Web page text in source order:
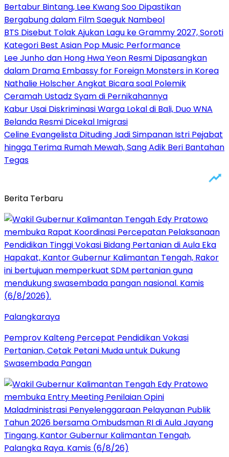
Bertabur Bintang, Lee Kwang Soo Dipastikan
Bergabung dalam Film Saeguk Nambeol
BTS Disebut Tolak Ajukan Lagu ke Grammy 2027, Soroti
Kategori Best Asian Pop Music Performance
Lee Junho dan Hong Hwa Yeon Resmi Dipasangkan
dalam Drama Embassy for Foreign Monsters in Korea
Nathalie Holscher Angkat Bicara soal Polemik
Ceramah Ustadz Syam di Pernikahannya
Kabur Usai Diskriminasi Warga Lokal di Bali, Duo WNA
Belanda Resmi Dicekal Imigrasi
Celine Evangelista Dituding Jadi Simpanan Istri Pejabat
hingga Terima Rumah Mewah, Sang Adik Beri Bantahan
Tegas
Berita Terbaru
Palangkaraya
Pemprov Kalteng Percepat Pendidikan Vokasi
Pertanian, Cetak Petani Muda untuk Dukung
Swasembada Pangan